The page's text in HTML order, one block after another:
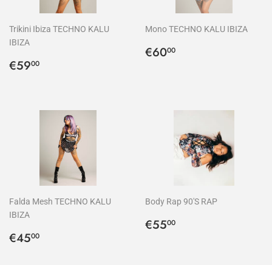
Trikini Ibiza TECHNO KALU
IBIZA
Precio
€5900
Mono TECHNO KALU IBIZA
Precio
€6000
Falda Mesh TECHNO KALU
IBIZA
Precio
€4500
Body Rap 90'S RAP
Precio
€5500